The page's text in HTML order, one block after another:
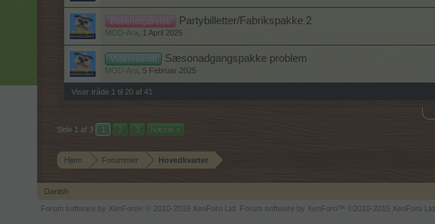
Bekendtgørelse Partybilletter/Fabrikspakke 2
MOD-Ara 1 April 2025
Videresendt Sæsonadgangspakke problem
MOD-Ara 5 Februar 2025
Viser tråde 1 til 20 af 41
Side 1 af 3 1 2 3 Næste >
Hjem Forummer Hovedkvarter
Danish
Forum software by XenForo ® © 2010-2019 XenForo Ltd. Forum software by XenForo™ ©2010-2015 XenForo Ltd.